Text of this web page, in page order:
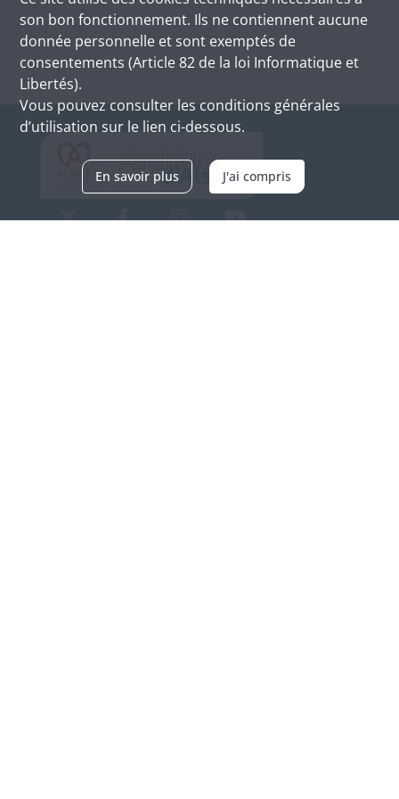
son bon fonctionnement. Ils ne contiennent aucune
donnée personnelle et sont exemptés de
consentements (Article 82 de la loi Informatique et
Libertés).
Vous pouvez consulter les conditions générales
d’utilisation sur le lien ci-dessous.
En savoir plus J'ai compris